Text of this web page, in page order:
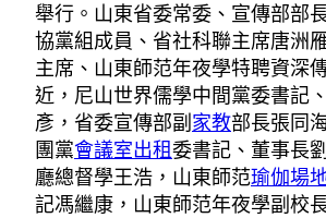
舉行。山東省委常委、宣傳部部
協黨組成員、省社科聯主席唐洲
主席、山東師范年夜學特聘資深
近，尼山世界儒學中間黨委書記
彥，省委宣傳部副 家教部長張同
團黨會議室出租委書記、董事長
廳總督學王浩，山東師范瑜伽場
記馮繼康，山東師范年夜學副校